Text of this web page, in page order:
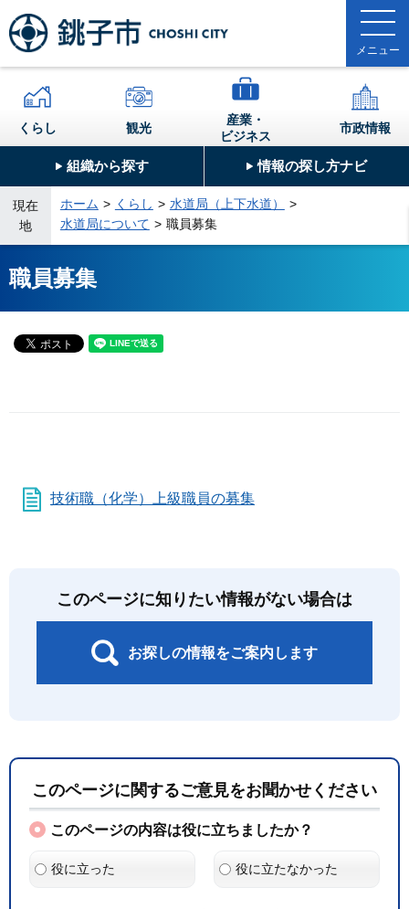
組織から探す 情報の探し方ナビ
くらし 観光
産業・
ビジネス
市政情報
現在
地
ホーム くらし
水道局（上下水道）
水道局について
職員募集
職員募集
技術職（化学）上級職員の募集
このページに知りたい情報がない場合は
お探しの情報をご案内します
このページに関するご意見をお聞かせください
このページの内容は役に立ちましたか？
役に立った 役に立たなかった